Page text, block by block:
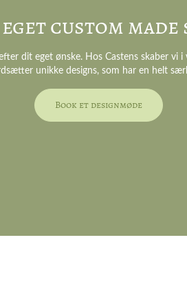
custom made
dit eget ønske. Hos Castens skaber vi
unikke designs, som har en helt
Book et designmøde